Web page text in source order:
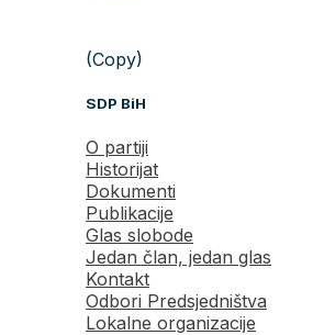
(Copy)
SDP BiH
O partiji
Historijat
Dokumenti
Publikacije
Glas slobode
Jedan član, jedan glas
Kontakt
Odbori Predsjedništva
Lokalne organizacije